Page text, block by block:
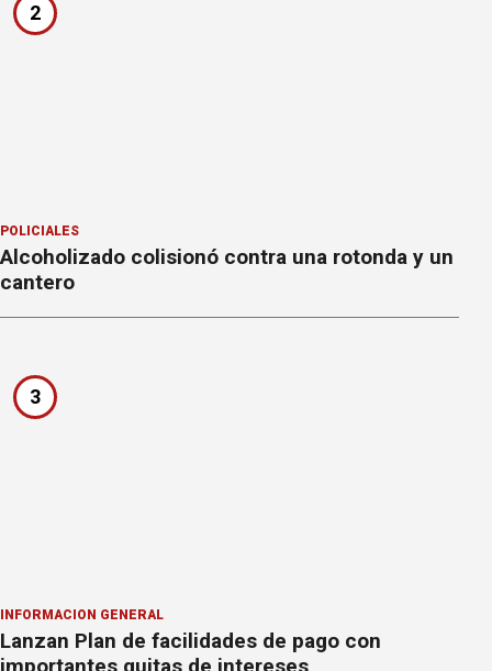
2
POLICIALES
Alcoholizado colisionó contra una rotonda y un
cantero
3
INFORMACION GENERAL
Lanzan Plan de facilidades de pago con
importantes quitas de intereses